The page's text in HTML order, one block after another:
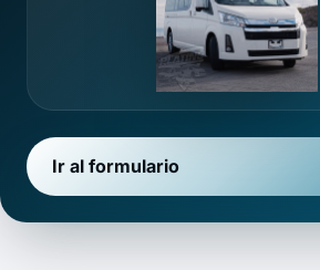
Ir al formulario